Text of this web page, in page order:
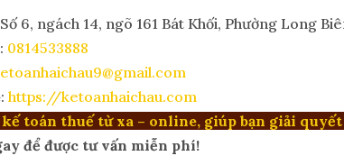
6, ngách 14, ngõ 161 Bát Khối, Phường Long
: 0814533888
: https://ketoanhaichau.com
toán thuế từ xa – online, giúp bạn giải
để được tư vấn miễn phí!